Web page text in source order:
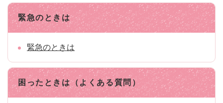
緊急のときは
緊急のときは
困ったときは（よくある質問）